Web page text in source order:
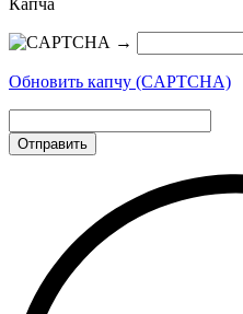
Капча
→
Обновить капчу (CAPTCHA)
Отправить